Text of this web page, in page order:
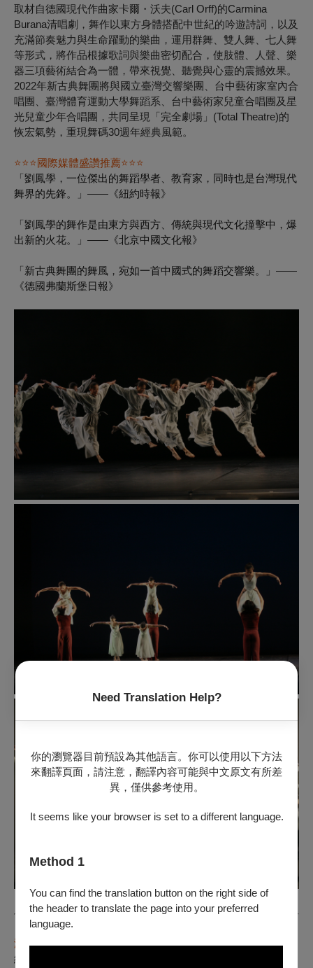
Need Translation Help?
你的瀏覽器目前預設為其他語言。你可以使用以下方法
來翻譯頁面，請注意，翻譯內容可能與中文原文有所差
異，僅供參考使用。
It seems like your browser is set to a different language.
Method 1
You can find the translation button on the right side of
the header to translate the page into your preferred
language.
取材自德國現代作曲家卡爾・沃夫(Carl Orff)的Carmina
Burana清唱劇，舞作以東方身體搭配中世紀的吟遊詩詞，以及
充滿節奏魅力與生命躍動的樂曲，運用群舞、雙人舞、七人舞
等形式，將作品根據歌詞與樂曲密切配合，使肢體、人聲、樂
器三項藝術結合為一體，帶來視覺、聽覺與心靈的震撼效果。
2022年新古典舞團將與國立臺灣交響樂團、台中藝術家室內合
唱團、臺灣體育運動大學舞蹈系、台中藝術家兒童合唱團及星
光兒童少年合唱團，共同呈現「完全劇場」(Total Theatre)的
恢宏氣勢，重現舞碼30週年經典風範。
⭐⭐⭐國際媒體盛讚推薦⭐⭐⭐
「劉鳳學，一位傑出的舞蹈學者、教育家，同時也是台灣現代
舞界的先鋒。」 ——《紐約時報》
「劉鳳學的舞作是由東方與西方、傳統與現代文化撞擊中，爆
出新的火花。」 ——《北京中國文化報》
「新古典舞團的舞風，宛如一首中國式的舞蹈交響樂。」 ——
《德國弗蘭斯堡日報》
演出團隊簡介
總監製暨編舞者｜劉鳳學